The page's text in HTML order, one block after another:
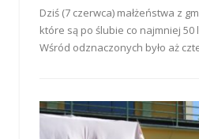
Dziś (7 czerwca) małżeństwa z
które są po ślubie co najmniej 50
Wśród odznaczonych było aż